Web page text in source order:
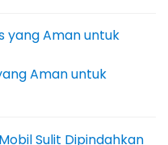
Aman untuk